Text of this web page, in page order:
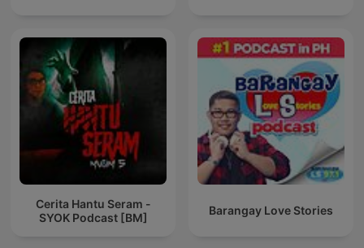
Cerita Hantu Seram -
SYOK Podcast [BM]
Barangay Love Stories